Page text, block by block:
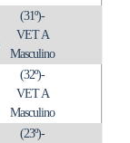
(31º)-
VET A
Masculino
(32º)-
VET A
Masculino
(23º)-